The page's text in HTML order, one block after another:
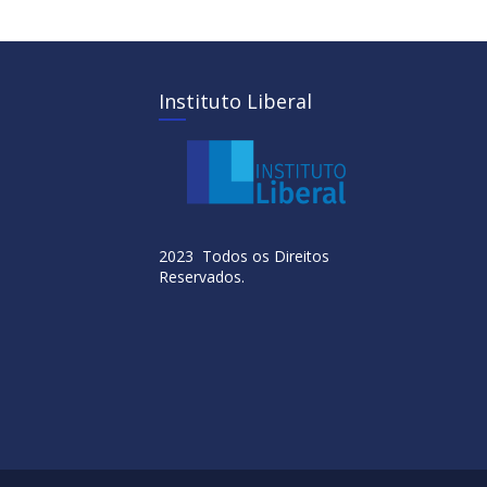
Instituto Liberal
2023 Todos os Direitos
Reservados.